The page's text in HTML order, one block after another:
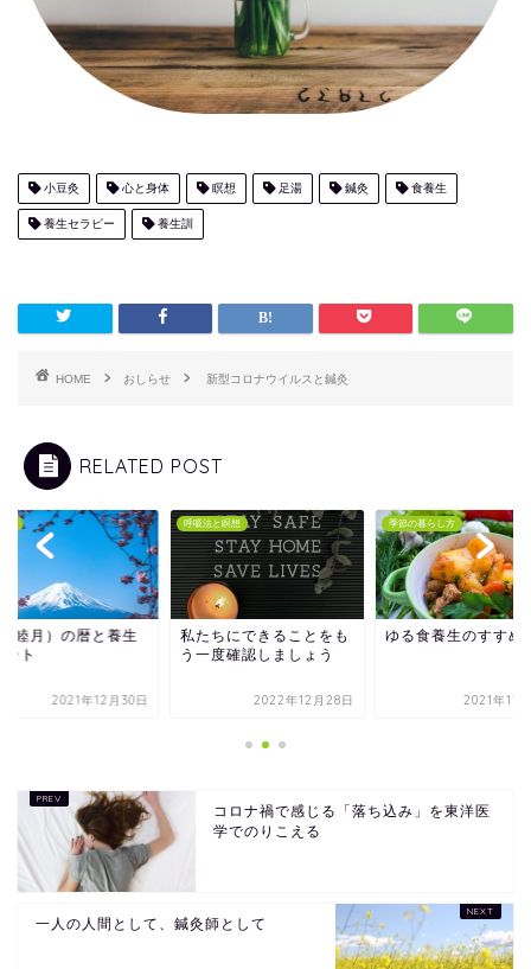
小豆灸 心と身体 瞑想 足湯 鍼灸 食養生
養生セラピー 養生訓
HOME おしらせ 新型コロナウイルスと鍼灸
RELATED POST
睦月）の暦と養生
ント
2021年12月30日
呼吸法と瞑想
私たちにできることをも
う一度確認しましょう
2022年12月28日
季節の暮らし方
ゆる食養生のすすめ
2021年11
コロナ禍で感じる「落ち込み」を東洋医
学でのりこえる
一人の人間として、鍼灸師として